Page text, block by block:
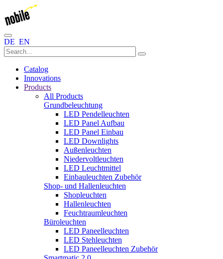
DE EN
Catalog
Innovations
Products
All Products
Grundbeleuchtung
LED Pendelleuchten
LED Panel Aufbau
LED Panel Einbau
LED Downlights
Außenleuchten
Niedervoltleuchten
LED Leuchtmittel
Einbauleuchten Zubehör
Shop- und Hallenleuchten
Shopleuchten
Hallenleuchten
Feuchtraumleuchten
Büroleuchten
LED Paneelleuchten
LED Stehleuchten
LED Paneelleuchten Zubehör